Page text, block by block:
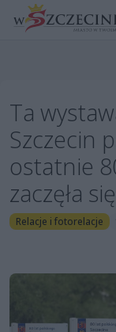
Ta
Szczecin
ostatnie
zaczęła
Relacje i fotorelacje